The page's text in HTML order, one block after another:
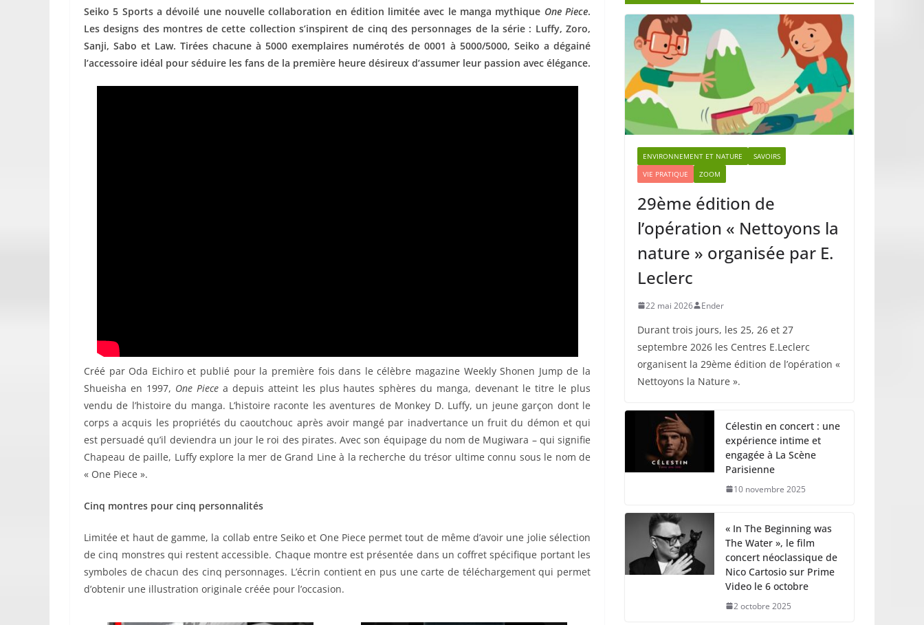
Seiko 5 Sports a dévoilé une nouvelle collaboration en édition limitée avec le manga mythique One Piece.
Les designs des montres de cette collection s’inspirent de cinq des personnages de la série : Luffy, Zoro,
Sanji, Sabo et Law. Tirées chacune à 5000 exemplaires numérotés de 0001 à 5000/5000, Seiko a dégainé
l’accessoire idéal pour séduire les fans de la première heure désireux d’assumer leur passion avec élégance.
Créé par Oda Eichiro et publié pour la première fois dans le célèbre magazine Weekly Shonen Jump de la
Shueisha en 1997, One Piecea depuis atteint les plus hautes sphères du manga, devenant le titre le plus
vendu de l’histoire du manga. L’histoire raconte les aventures de Monkey D. Luffy, un jeune garçon dont le
corps a acquis les propriétés du caoutchouc après avoir mangé par inadvertance un fruit du démon et qui
est persuadé qu’il deviendra un jour le roi des pirates. Avec son équipage du nom de Mugiwara – qui signifie
Chapeau de paille, Luffy explore la mer de Grand Line à la recherche du trésor ultime connu sous le nom de
« One Piece ».
Cinq montres pour cinq personnalités
Limitée et haut de gamme, la collab entre Seiko et One Piece permet tout de même d’avoir une jolie sélection
de cinq monstres qui restent accessible. Chaque montre est présentée dans un coffret spécifique portant les
symboles de chacun des cinq personnages. L’écrin contient en pus une carte de téléchargement qui permet
d’obtenir une illustration originale créée pour l’occasion.
ENVIRONNEMENT ET NATURE
SAVOIRS
VIE PRATIQUE
ZOOM
29ème édition de
l’opération « Nettoyons la
nature » organisée par E.
Leclerc
22 mai 2026 Ender
Durant trois jours, les 25, 26 et 27
septembre 2026 les Centres E.Leclerc
organisent la 29ème édition de l’opération «
Nettoyons la Nature ».
Célestin en concert : une
expérience intime et
engagée à La Scène
Parisienne
10 novembre 2025
« In The Beginning was
The Water », le film
concert néoclassique de
Nico Cartosio sur Prime
Video le 6 octobre
2 octobre 2025